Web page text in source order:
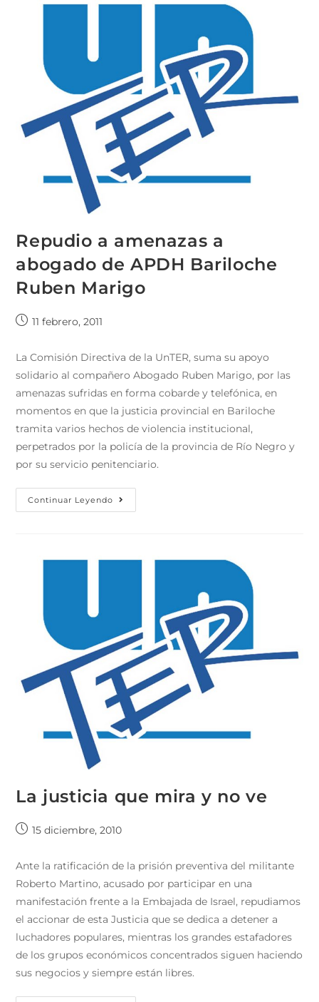
Repudio a amenazas a
abogado de APDH Bariloche
Ruben Marigo
11 febrero, 2011
La Comisión Directiva de la UnTER, suma su apoyo
solidario al compañero Abogado Ruben Marigo, por las
amenazas sufridas en forma cobarde y telefónica, en
momentos en que la justicia provincial en Bariloche
tramita varios hechos de violencia institucional,
perpetrados por la policía de la provincia de Río Negro y
por su servicio penitenciario.
Continuar Leyendo
La justicia que mira y no ve
15 diciembre, 2010
Ante la ratificación de la prisión preventiva del militante
Roberto Martino, acusado por participar en una
manifestación frente a la Embajada de Israel, repudiamos
el accionar de esta Justicia que se dedica a detener a
luchadores populares, mientras los grandes estafadores
de los grupos económicos concentrados siguen haciendo
sus negocios y siempre están libres.